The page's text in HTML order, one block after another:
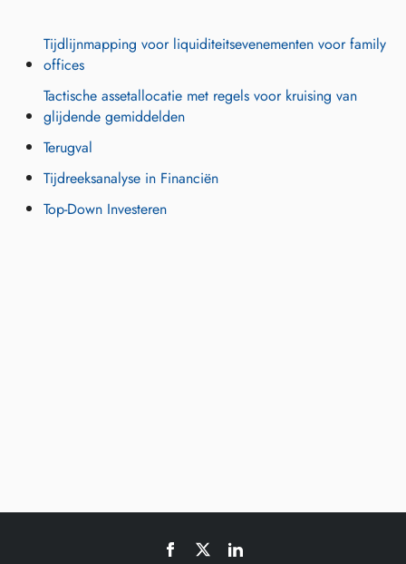
Tijdlijnmapping voor liquiditeitsevenementen voor family
offices
Tactische assetallocatie met regels voor kruising van
glijdende gemiddelden
Terugval
Tijdreeksanalyse in Financiën
Top-Down Investeren